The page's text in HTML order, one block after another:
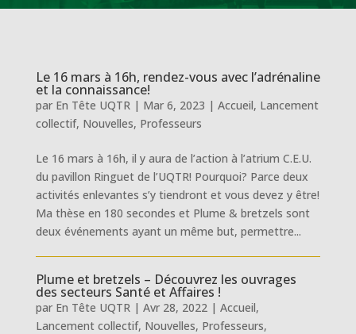
Le 16 mars à 16h, rendez-vous avec l’adrénaline
et la connaissance!
par En Tête UQTR| Mar 6, 2023 | Accueil, Lancement
collectif, Nouvelles, Professeurs
Le 16 mars à 16h, il y aura de l’action à l’atrium C.E.U.
du pavillon Ringuet de l’UQTR! Pourquoi? Parce deux
activités enlevantes s’y tiendront et vous devez y être!
Ma thèse en 180 secondes et Plume & bretzels sont
deux événements ayant un même but, permettre...
Plume et bretzels – Découvrez les ouvrages
des secteurs Santé et Affaires !
par En Tête UQTR| Avr 28, 2022| Accueil,
Lancement collectif, Nouvelles, Professeurs,